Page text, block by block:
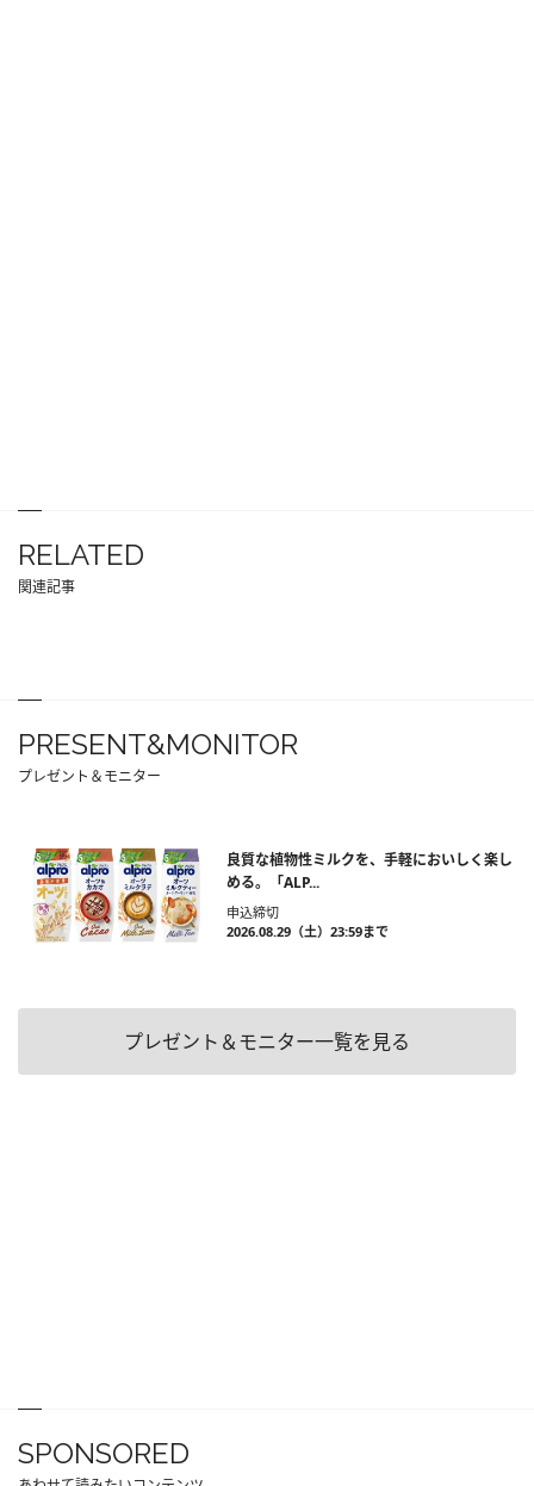
RELATED
関連記事
PRESENT&MONITOR
プレゼント＆モニター
良質な植物性ミルクを、手軽においしく楽し
める。「ALP...
申込締切
2026.08.29（土）23:59まで
プレゼント＆モニター一覧を見る
SPONSORED